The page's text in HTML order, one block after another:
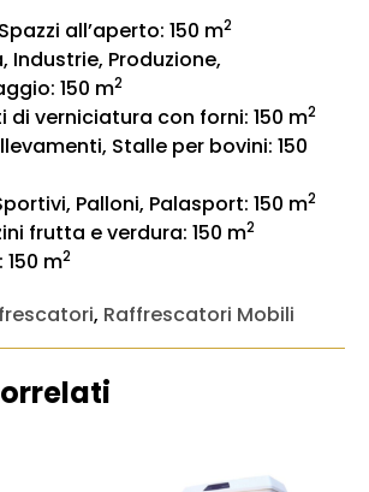
all’aperto: 150 m2
Industrie, Produzione,
150 m2
di verniciatura con forni: 150 m2
Stalle per bovini: 150
Palloni, Palasport: 150 m2
frutta e verdura: 150 m2
150 m2
, Raffrescatori Mobili